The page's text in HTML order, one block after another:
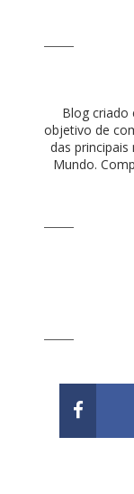
Blog criado
objetivo de
das
Mundo.